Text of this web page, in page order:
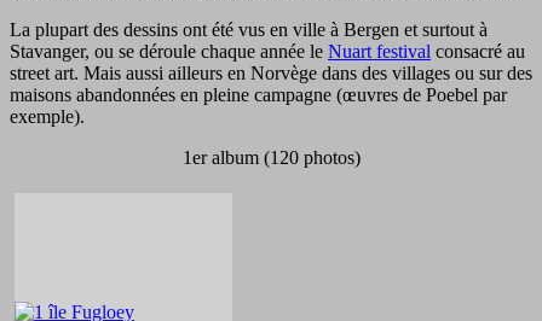
La plupart des dessins ont été vus en ville à Bergen et surtout à
Stavanger, ou se déroule chaque année le Nuart festival consacré au
street art. Mais aussi ailleurs en Norvège dans des villages ou sur des
maisons abandonnées en pleine campagne (œuvres de Poebel par
exemple).
1er album (120 photos)